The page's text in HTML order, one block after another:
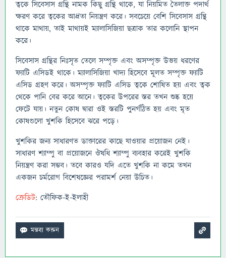
ত্বকে সিবেসাস গ্রন্থি নামক কিছু গ্রন্থি থাকে, যা নিয়মিত তৈলাক্ত পদার্থ
ক্ষরণ করে ত্বকের আদ্রতা নিয়ন্ত্রণ করে। সবচেয়ে বেশি সিবেসাস গ্রন্থি
থাকে মাথায়, তাই মাথায়ই ম্যালাসিজিয়া ছত্রাক তার কলোনি স্থাপন
করে।
সিবেসাস গ্রন্থির নিঃসৃত তেলে সম্পৃক্ত এবং অসম্পৃক্ত উভয় ধরণের
ফ্যাটি এসিডই থাকে। ম্যালাসিজিয়া খাদ্য হিসেবে মূলত সম্পৃক্ত ফ্যাটি
এসিড গ্রহণ করে। অসম্পৃক্ত ফ্যাটি এসিড ত্বকে শোষিত হয় এবং ত্বক
থেকে পানি বের করে আনে। ত্বকের উপরের স্তর তখন শুষ্ক হয়ে
ফেটে যায়। নতুন কোষ দ্বারা ওই স্তরটি পুনর্গঠিত হয় এবং মৃত
কোষগুলো খুশকি হিসেবে ঝরে পড়ে।
খুশকির জন্য সাধারণত ডাক্তারের কাছে যাওয়ার প্রয়োজন নেই।
সাধারণ শ্যাম্পু বা প্রয়োজনে ঔষধি শ্যাম্পু ব্যবহার করেই খুশকি
নিয়ন্ত্রণ করা সম্ভব। তবে কারও যদি এতে খুশকি না কমে তখন
একজন চর্মরোগ বিশেষজ্ঞের পরামর্শ নেয়া উচিত।
ক্রেডিট: তৌফিক-ই-ইলাহী